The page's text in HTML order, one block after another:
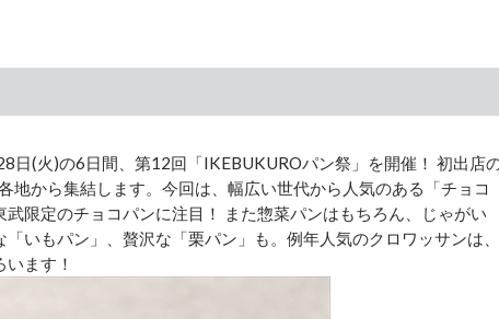
日(火)の6日間、第12回「IKEBUKUROパン祭」を開催！ 初出店
から集結します。今回は、幅広い世代から人気のある「チョコ
限定のチョコパンに注目！ また惣菜パンはもちろん、じゃがい
いもパン」、贅沢な「栗パン」も。例年人気のクロワッサンは、
ます！